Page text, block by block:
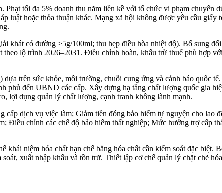
tối đa 5% doanh thu năm liền kề với tổ chức vi phạm chuyển
luật hoặc thỏa thuận khác. Mạng xã hội không được yêu cầu giấy
khát có đường >5g/100ml; thu hẹp điều hòa nhiệt độ). Bổ sung
lộ trình 2026–2031. Điều chỉnh hoàn, khấu trừ thuế phù hợp
trên sức khỏe, môi trường, chuỗi cung ứng và cảnh báo quốc
phủ đến UBND các cấp. Xây dựng hạ tầng chất lượng quốc gia
lợi dụng quản lý chất lượng, cạnh tranh không lành mạnh.
dịch vụ việc làm; Giảm tiền đóng bảo hiểm tự nguyện cho lao
Điều chỉnh các chế độ bảo hiểm thất nghiệp; Mức hưởng trợ cấp
niệm hóa chất hạn chế bằng hóa chất cần kiểm soát đặc biệt.
xuất nhập khẩu và tồn trữ. Thiết lập cơ chế quản lý chặt chẽ